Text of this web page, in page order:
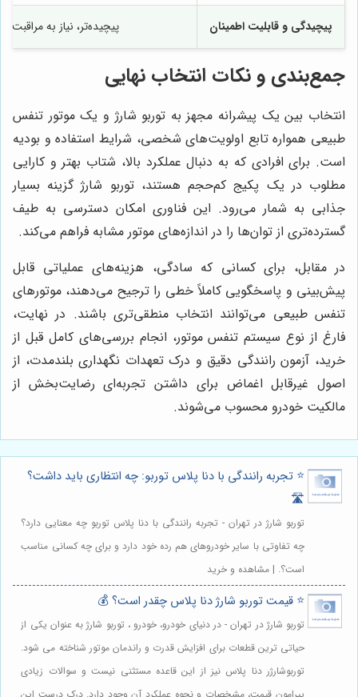
پیچیدگی و قابلیت اطمینان پیچیده‌تر، نیاز به مراقبت
جمع‌بندی و نکات انتخاب نهایی
انتخاب بین یک پیشرانه مجهز به توربو شارژ و یک موتور تنفس
طبیعی همواره تابع اولویت‌های شخصی، شرایط استفاده و بودیه
است. برای افرادی که به دنبال عملکرد بالا، شتاب بهتر و کارایی
مطلوب در یک پکیج کم‌حجم هستند، توربو شارژ گزینه بسیار
جذابی به شمار می‌رود. این فناوری امکان دسترسی به طیف
گسترده‌تری از توان‌ها را در اندازه‌های موتور مشابه فراهم می‌کند.
در مقابل، برای کسانی که سادگی، هزینه‌های عملیاتی قابل
پیش‌بینی و پاسخگویی کاملاً خطی را ترجیح می‌دهند، موتورهای
تنفس طبیعی می‌توانند انتخاب منطقی‌تری باشند. در نهایت،
فارغ از نوع سیستم تنفس موتور، انجام بررسی‌های کامل قبل از
خرید، آزمون رانندگی دقیق و درک تعهدات نگهداری بلندمدت، از
اصول غیرقابل اغماض برای داشتن تجربه‌ای رضایت‌بخش از
مالکیت خودرو محسوب می‌شوند.
⭐️ تجربه رانندگی با دنا پلاس توربو: چه انتظاری باید داشت؟
🛣️
توربو شارژ در تهران - تجربه رانندگی با دنا پلاس توربو چه معنایی دارد؟
چه تفاوتی با سایر خودروهای هم رده خود دارد و برای چه کسانی مناسب
است؟. | مشاهده و خرید
⭐️ قیمت توربو شارژ دنا پلاس چقدر است؟ 💰
توربو شارژ در تهران - در دنیای خودرو، خودرو ، توربو شارژ به عنوان یکی از
حیاتی ترین قطعات برای افزایش قدرت و راندمان موتور شناخته می شود.
توربوشارژر دنا پلاس نیز از این قاعده مستثنی نیست و سوالات زیادی